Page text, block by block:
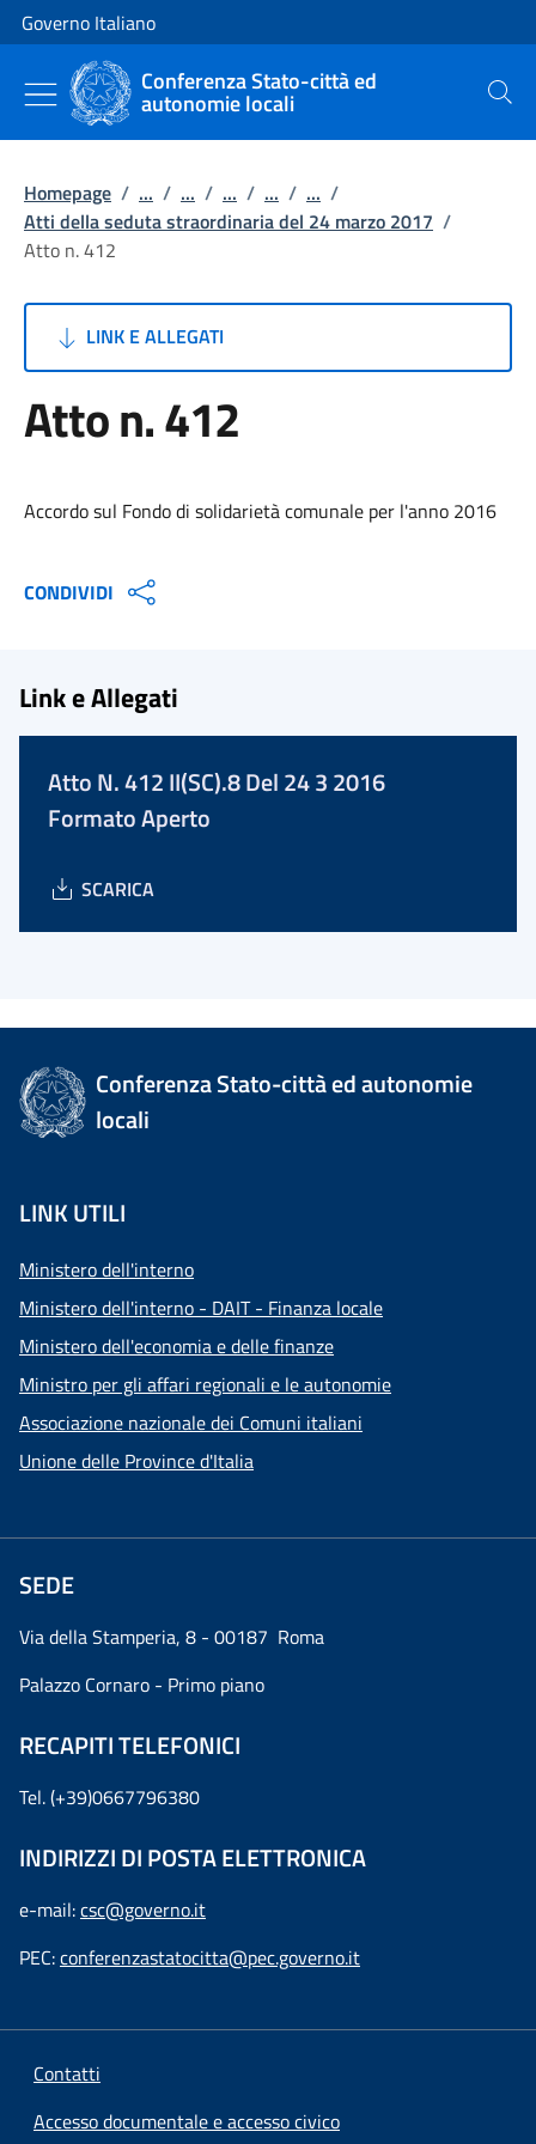
Vai al contenuto
Vai alla navigazione del sito
Governo Italiano
Conferenza Stato-città ed
autonomie locali Cerca
Homepage / ... / ... / ... / ... / ... /
Atti della seduta straordinaria del 24 marzo 2017 /
Atto n. 412
LINK E ALLEGATI
Atto n. 412
Accordo sul Fondo di solidarietà comunale per l'anno 2016
CONDIVIDI
Link e Allegati
Atto N. 412 II(SC).8 Del 24 3 2016
Formato Aperto
SCARICA
Conferenza Stato-città ed autonomie
locali
LINK UTILI
Ministero dell'interno
Ministero dell'interno - DAIT - Finanza locale
Ministero dell'economia e delle finanze
Ministro per gli affari regionali e le autonomie
Associazione nazionale dei Comuni italiani
Unione delle Province d'Italia
SEDE
Via della Stamperia, 8 - 00187 Roma
Palazzo Cornaro - Primo piano
RECAPITI TELEFONICI
Tel. (+39)0667796380
INDIRIZZI DI POSTA ELETTRONICA
e-mail:csc@governo.it
PEC:conferenzastatocitta@pec.governo.it
Contatti
Accesso documentale e accesso civico